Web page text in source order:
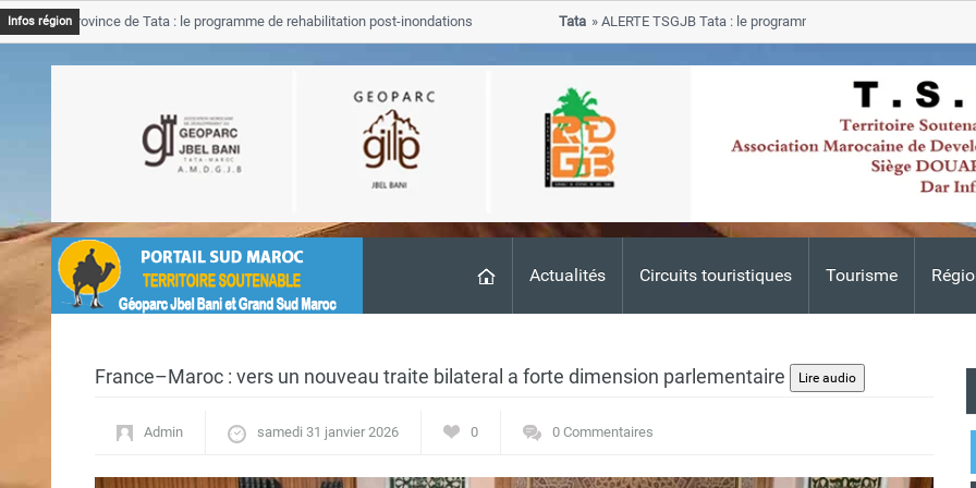
Actualités Circuits touristiques Tourisme
Infos région
Province de Tata : le programme de rehabilitation post-inondations
ALERTE TSGJB Tata : le programme de rehabilitation post-
progresse dans les zones sinistrees
France–Maroc : vers un nouveau traite bilateral a forte dimension parlementaire
Admin samedi 31 janvier 2026 0 0 Commentaires